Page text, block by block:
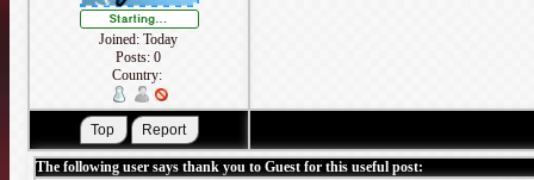
Joined: Today
Posts: 0
Country:
The following user says thank you to Guest for this useful post: